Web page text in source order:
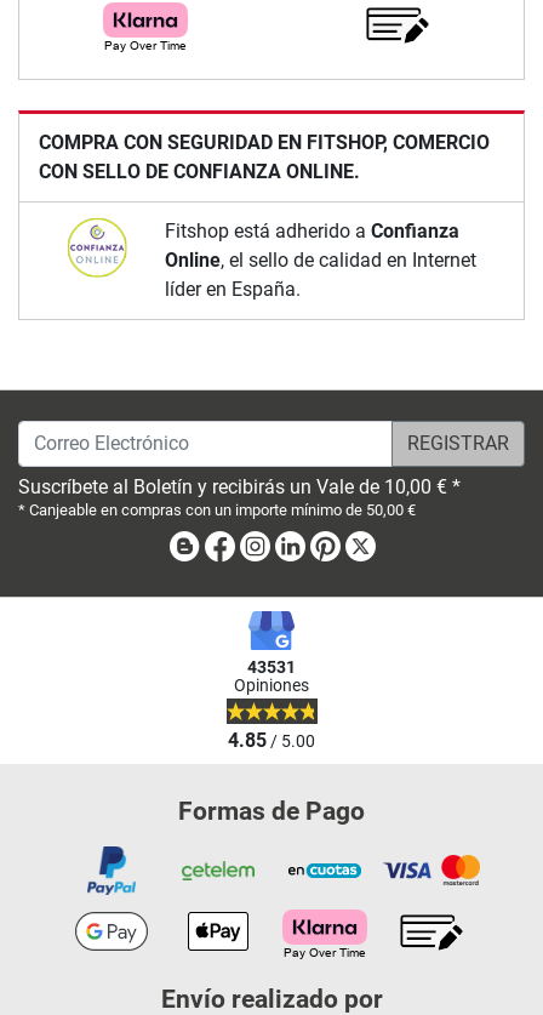
COMPRA CON SEGURIDAD EN FITSHOP, COMERCIO
CON SELLO DE CONFIANZA ONLINE.
Fitshop está adherido a Confianza
Online, el sello de calidad en Internet
líder en España.
Correo Electrónico
Suscríbete al Boletín y recibirás un Vale de 10,00 € *
* Canjeable en compras con un importe mínimo de 50,00 €
BlogFacebook
Instagram
LinkedinPinterest
43531
Opiniones
4.85/ 5.00
Formas de Pago
Envío realizado por